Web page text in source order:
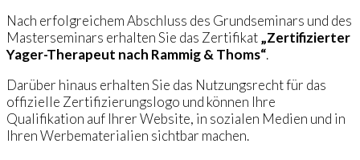
Nach erfolgreichem Abschluss des Grundseminars und des
Masterseminars erhalten Sie das Zertifikat„Zertifizierter
Yager-Therapeut nach Rammig & Thoms“.
Darüber hinaus erhalten Sie das Nutzungsrecht für das
offizielle Zertifizierungslogo und können Ihre
Qualifikation auf Ihrer Website, in sozialen Medien und in
Ihren Werbematerialien sichtbar machen.